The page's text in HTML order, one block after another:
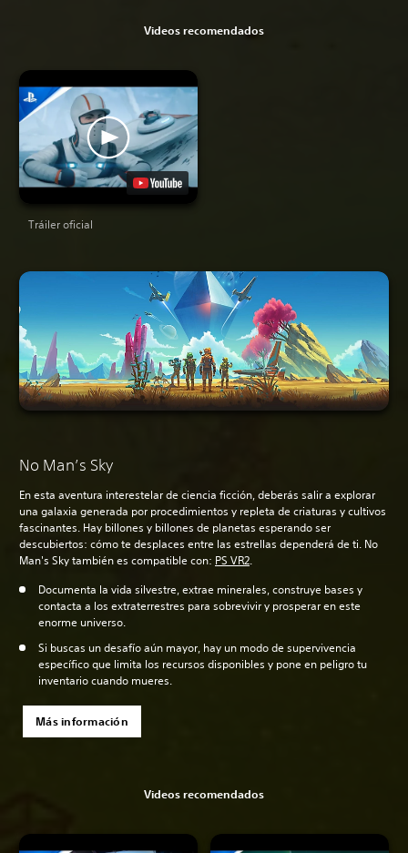
Videos recomendados
Tráiler oficial
No Man’s Sky
En esta aventura interestelar de ciencia ficción, deberás salir a explorar
una galaxia generada por procedimientos y repleta de criaturas y cultivos
fascinantes. Hay billones y billones de planetas esperando ser
descubiertos: cómo te desplaces entre las estrellas dependerá de ti. No
Man's Sky también es compatible con: PS VR2.
Documenta la vida silvestre, extrae minerales, construye bases y
contacta a los extraterrestres para sobrevivir y prosperar en este
enorme universo.
Si buscas un desafío aún mayor, hay un modo de supervivencia
específico que limita los recursos disponibles y pone en peligro tu
inventario cuando mueres.
Más información
Videos recomendados